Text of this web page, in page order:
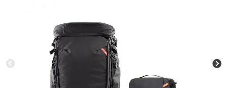
業務用ドローン・業務関連製品
水中ドローン(ROV)・水中スクーター